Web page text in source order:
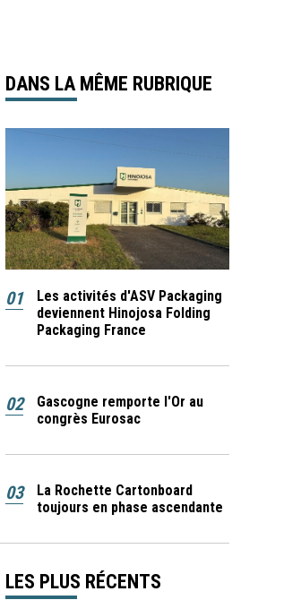
DANS LA MÊME RUBRIQUE
01
Les activités d'ASV Packaging
deviennent Hinojosa Folding
Packaging France
02
Gascogne remporte l'Or au
congrès Eurosac
03
La Rochette Cartonboard
toujours en phase ascendante
LES PLUS RÉCENTS